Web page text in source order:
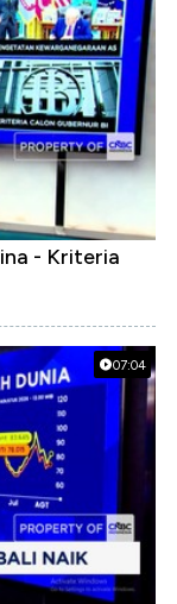
- Kriteria
07:04